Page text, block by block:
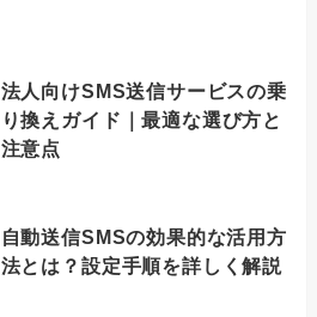
法人向けSMS送信サービスの乗
り換えガイド｜最適な選び方と
注意点
自動送信SMSの効果的な活用方
法とは？設定手順を詳しく解説